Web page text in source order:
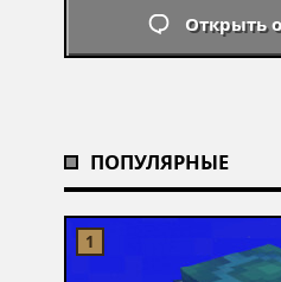
Открыть
ПОПУЛЯРНЫЕ